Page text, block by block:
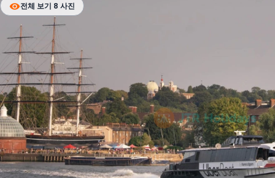
전체 보기 8 사진